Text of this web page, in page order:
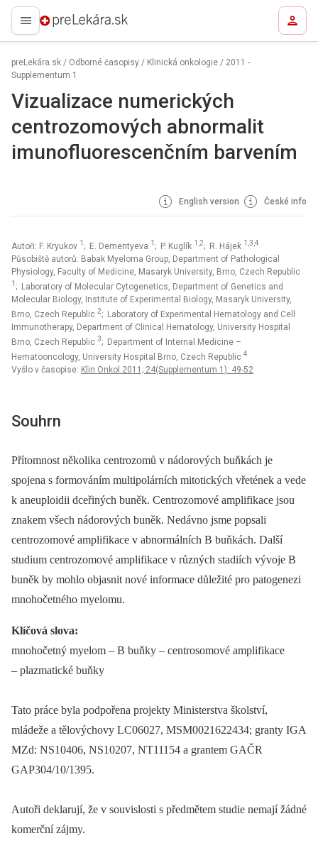
preLekára.sk
preLekára.sk / Odborné časopisy / Klinická onkologie / 2011 -
Supplementum 1
Vizualizace numerických
centrozomových abnormalit
imunofluorescenčním barvením
English version České info
Autoři: F. Kryukov 1 ; E. Dementyeva 1 ; P. Kuglík 1,2; R. Hájek 1,3,4
Působiště autorů: Babak Myeloma Group, Department of Pathological
Physiology, Faculty of Medicine, Masaryk University, Brno, Czech Republic
1 ; Laboratory of Molecular Cytogenetics, Department of Genetics and
Molecular Biology, Institute of Experimental Biology, Masaryk University,
Brno, Czech Republic 2; Laboratory of Experimental Hematology and Cell
Immunotherapy, Department of Clinical Hematology, University Hospital
Brno, Czech Republic 3; Department of Internal Medicine –
Hematooncology, University Hospital Brno, Czech Republic 4
Vyšlo v časopise: Klin Onkol 2011; 24(Supplementum 1): 49-52
Souhrn
Přítomnost několika centrozomů v nádorových buňkách je
spojena s formováním multi­polárních mitotických vřetének a vede
k aneuploidii dceřiných buněk. Centrozomové amplifikace jsou
znakem všech nádorových buněk. Nedávno jsme popsali
centrozomové amplifikace v abnormálních B buňkách. Další
studium centrozomové amplifikace v různých stadiích vývoje B
buněk by mohlo objasnit nové informace důležité pro patogenezi
mnohočetného myelomu.
Klíčová slova:
mnohočetný myelom –⁠ B buňky –⁠ centrosomové amplifikace
–⁠ plazmatické buňky
Tato práce byla podpořena projekty Mini­sterstva školství,
mládeže a tělovýchovy LC06027, MSM0021622434; granty IGA
MZd: NS10406, NS10207, NT11154 a grantem GAČR
GAP304/10/1395.
Autoři deklarují, že v souvislosti s předmětem studie nemají žádné
komerční zájmy.